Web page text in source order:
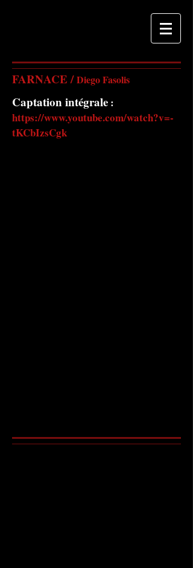
FARNACE /Diego Fasolis
Captation intégrale :
https://www.youtube.com/watch?v=-
tKCbIzsCgk